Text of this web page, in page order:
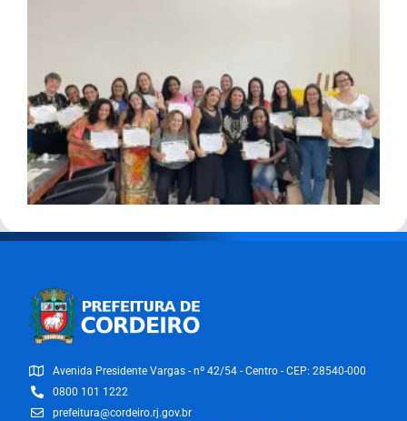
Avenida Presidente Vargas - nº 42/54 - Centro - CEP: 28540-000
0800 101 1222
prefeitura@cordeiro.rj.gov.br